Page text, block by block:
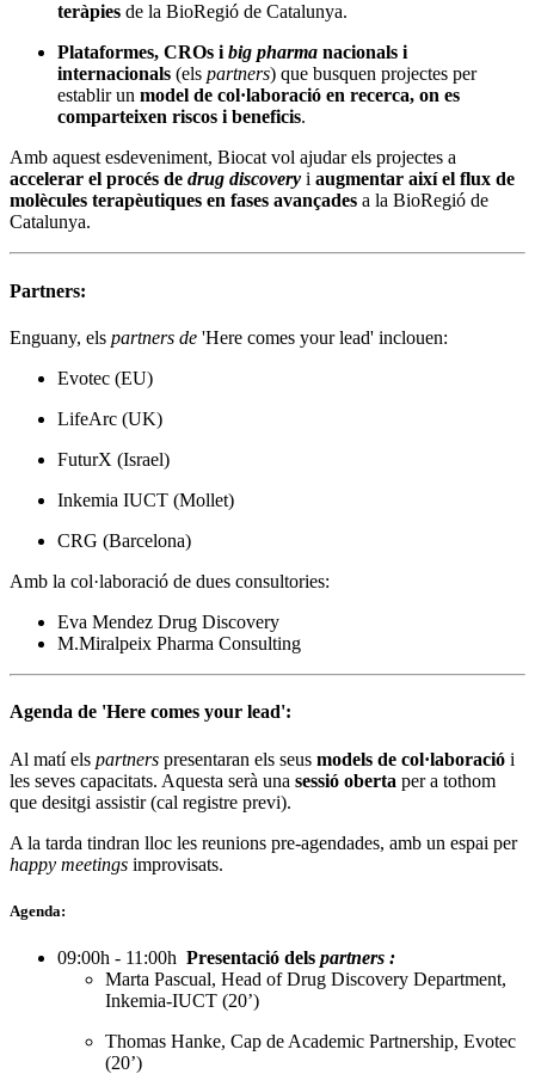
teràpies de la BioRegió de Catalunya.
Plataformes, CROs ibig pharma nacionals i
internacionals (els partners) que busquen projectes per
establir un model de col·laboració en recerca, on es
comparteixen riscos i beneficis.
Amb aquest esdeveniment, Biocat vol ajudar els projectes a
accelerar el procés de drug discovery i augmentar així el flux de
molècules terapèutiques en fases avançades a la BioRegió de
Catalunya.
Partners:
Enguany, els partners de 'Here comes your lead' inclouen:
Evotec (EU)
LifeArc (UK)
FuturX (Israel)
Inkemia IUCT (Mollet)
CRG (Barcelona)
Amb la col·laboració de dues consultories:
Eva Mendez Drug Discovery
M.Miralpeix Pharma Consulting
Agenda de 'Here comes your lead':
Al matí els partners presentaran els seus models de col·laboració i
les seves capacitats. Aquesta serà una sessió oberta per a tothom
que desitgi assistir (cal registre previ).
A la tarda tindran lloc les reunions pre-agendades, amb un espai per
happy meetings improvisats.
Agenda:
09:00h - 11:00h Presentació dels partners ​:
​Marta Pascual, Head of Drug Discovery Department,
Inkemia-IUCT (20’)
Thomas Hanke, Cap de Academic Partnership, Evotec
(20’)